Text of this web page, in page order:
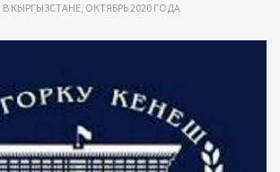
КЫРГЫЗСТАНЕ, ОКТЯБРЬ 2020 ГОДА